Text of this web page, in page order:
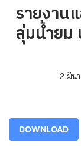
รายงาน
ลุ่มน้ำยม
2 มีน
DOWNLOAD